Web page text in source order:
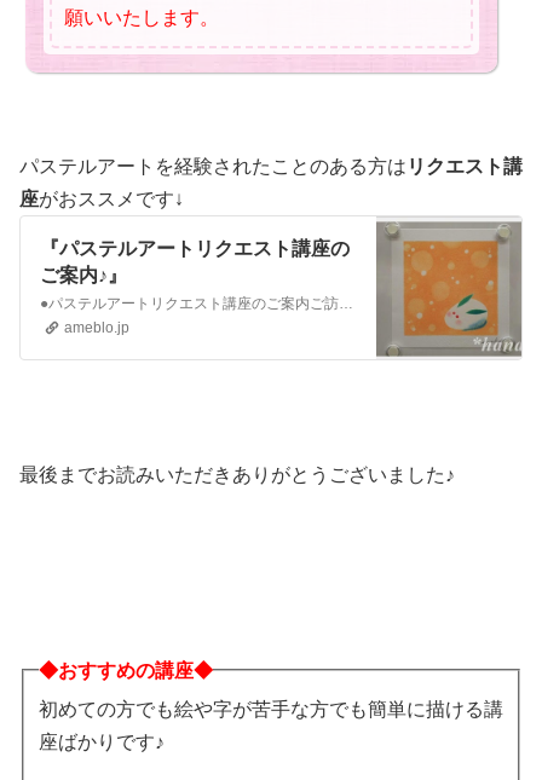
願いいたします。
パステルアートを経験されたことのある方は リクエスト講
座がおススメです↓
『パステルアートリクエスト講座の
ご案内♪』
●パステルアートリクエスト講座のご案内ご訪問ありがとうございます。パステル和アート正インストラクターの「はなさん」こと花本です♪※新型コロナウィルス感染防止対…
ameblo.jp
最後までお読みいただきありがとうございました♪
◆おすすめの講座◆
初めての方でも絵や字が苦手な方でも簡単に描ける講
座ばかりです♪